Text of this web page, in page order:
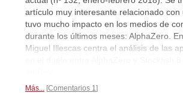
artículo muy interesante relacionado con
tuvo mucho impacto en los medios de
durante los últimos meses: AlphaZero.
Miguel Illescas centra el análisis de las
Más... Comentarios 1